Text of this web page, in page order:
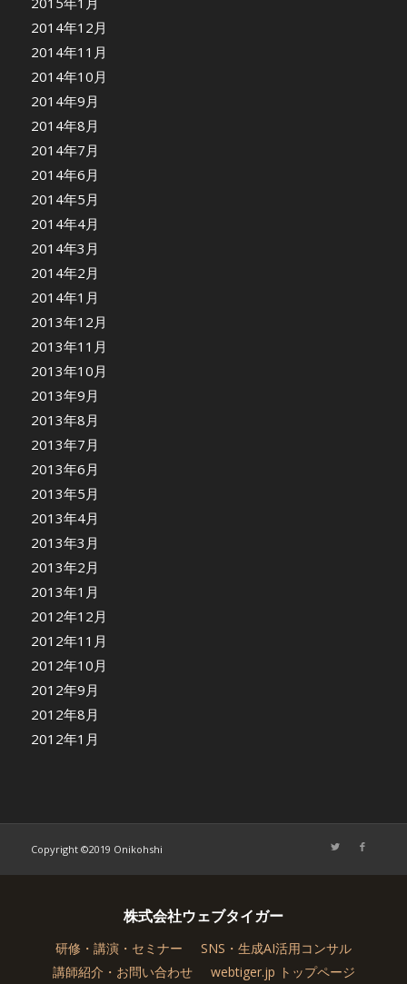
2014年12月
2014年11月
2014年10月
2014年9月
2014年8月
2014年7月
2014年6月
2014年5月
2014年4月
2014年3月
2014年2月
2014年1月
2013年12月
2013年11月
2013年10月
2013年9月
2013年8月
2013年7月
2013年6月
2013年5月
2013年4月
2013年3月
2013年2月
2013年1月
2012年12月
2012年11月
2012年10月
2012年9月
2012年8月
2012年1月
Copyright ©2019 Onikohshi
株式会社ウェブタイガー
研修・講演・セミナー
SNS・生成AI活用コンサル
講師紹介・お問い合わせ
webtiger.jp トップページ